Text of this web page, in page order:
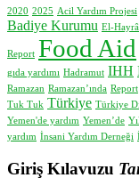
2020 2025 Acil Yardım Projesi
Badiye Kurumu El-
Report Food Aid
gıda yardımı Hadramut IHH
Ramazan Ramazan’ında Report
Tuk Tuk Türkiye Türkiye
Yemen'de yardım Yemen’de
yardım İnsani Yardım Derneği
Giriş Kılavuzu